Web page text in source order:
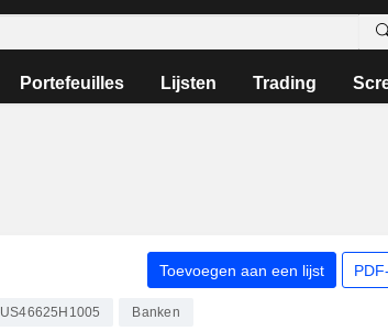
Portefeuilles Lijsten Trading
Toevoegen aan een lijst
US46625H1005 Banken